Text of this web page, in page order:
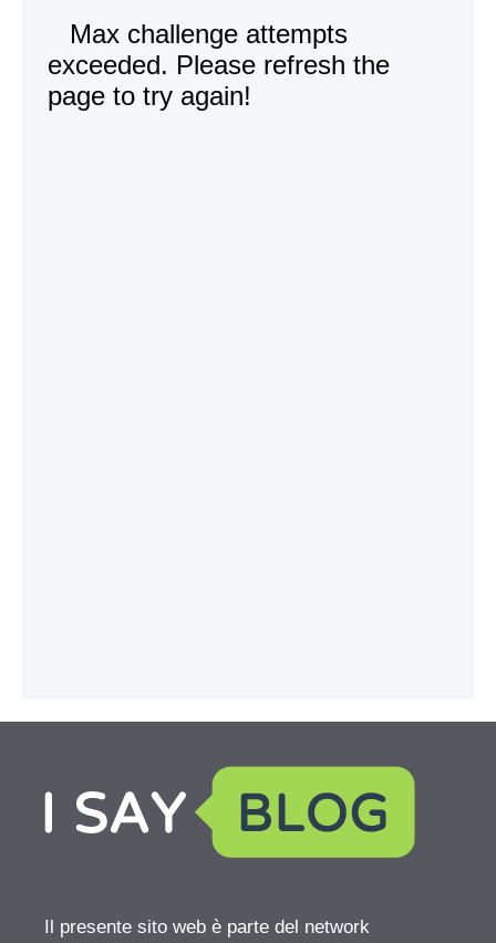
Il presente sito web è parte del network